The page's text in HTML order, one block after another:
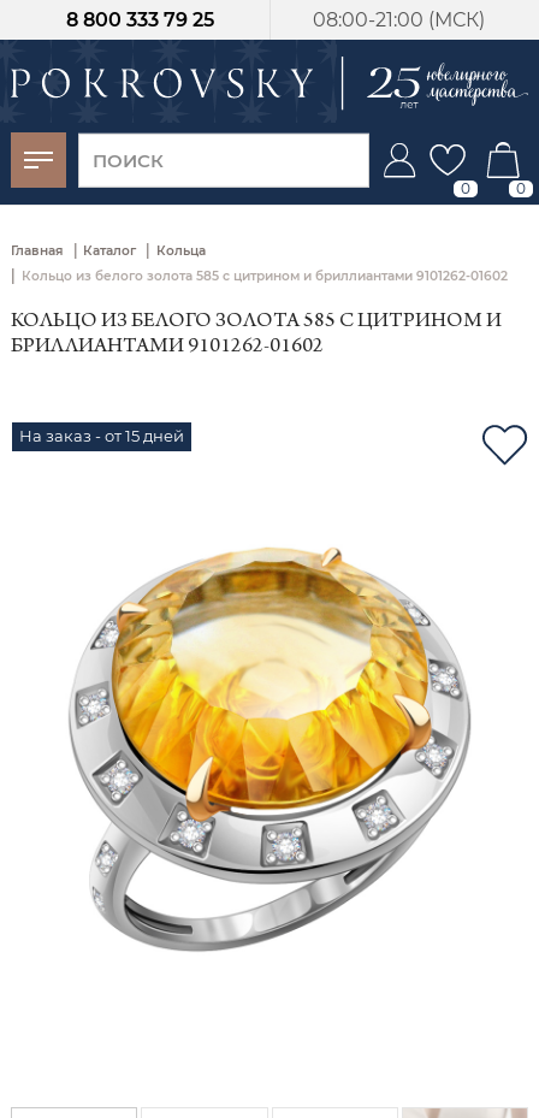
08:00-21:00 (МСК)
8 800 333 79 25
0 0
Главная | Каталог | Кольца
| Кольцо из белого золота 585 с цитрином и бриллиантами 9101262-01602
КОЛЬЦО ИЗ БЕЛОГО ЗОЛОТА 585 С ЦИТРИНОМ И
БРИЛЛИАНТАМИ 9101262-01602
На заказ - от 15 дней
-30%
от 15 дней с
момента оплаты